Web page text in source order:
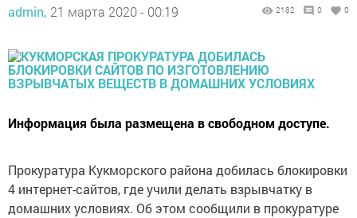
admin, 21 марта 2020 - 00:19 2182 0 0
Информация была размещена в свободном доступе.
Прокуратура Кукморского района добилась блокировки
4 интернет-сайтов, где учили делать взрывчатку в
домашних условиях. Об этом сообщили в прокуратуре